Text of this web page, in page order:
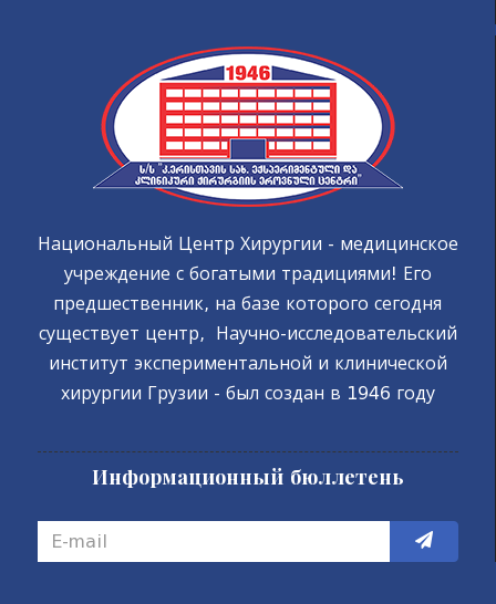
Национальный Центр Хирургии - медицинское
учреждение с богатыми традициями! Его
предшественник, на базе которого сегодня
существует центр, Научно-исследовательский
институт экспериментальной и клинической
хирургии Грузии - был создан в 1946 году
Информационный бюллетень